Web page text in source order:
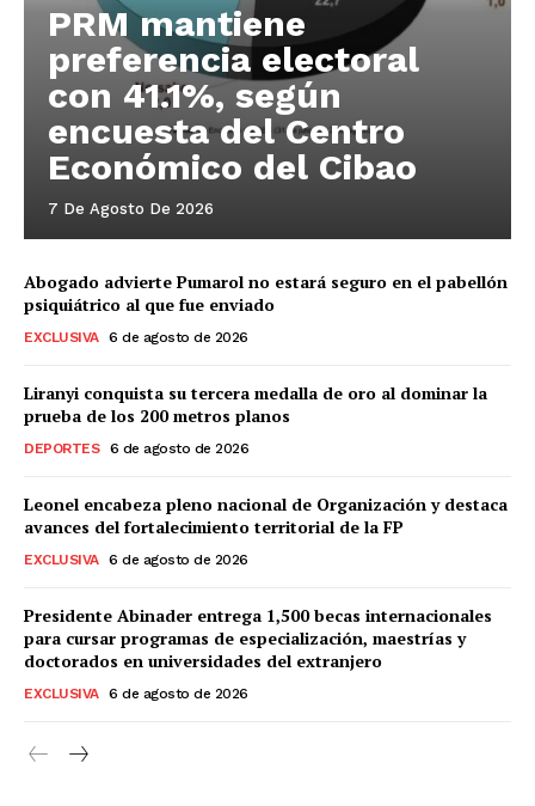
PRM mantiene
preferencia electoral
con 41.1%, según
encuesta del Centro
Económico del Cibao
7 De Agosto De 2026
Abogado advierte Pumarol no estará seguro en el pabellón
psiquiátrico al que fue enviado
EXCLUSIVA 6 de agosto de 2026
Liranyi conquista su tercera medalla de oro al dominar la
prueba de los 200 metros planos
DEPORTES 6 de agosto de 2026
Leonel encabeza pleno nacional de Organización y destaca
avances del fortalecimiento territorial de la FP
EXCLUSIVA 6 de agosto de 2026
Presidente Abinader entrega 1,500 becas internacionales
para cursar programas de especialización, maestrías y
doctorados en universidades del extranjero
EXCLUSIVA 6 de agosto de 2026